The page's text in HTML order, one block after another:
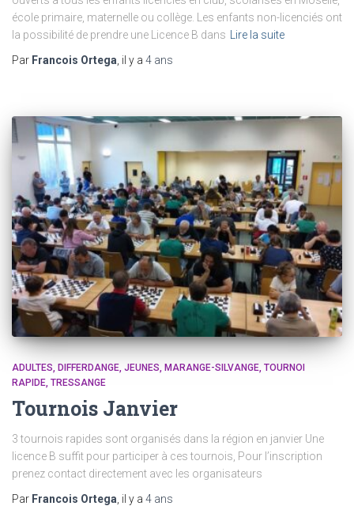
école primaire, maternelle ou collège. Les enfants non-licenciés ont
la possibilité de prendre une Licence B dans
Lire la suite
Par Francois Ortega , il y a 4 ans
ADULTES DIFFERDANGE JEUNES MARANGE-SILVANGE TOURNOI
RAPIDE TRESSANGE
Tournois Janvier
3 tournois rapides sont organisés dans la région en janvier Une
licence B suffit pour participer à ces tournois, Pour l’inscription
prenez contact directement avec les organisateurs
Par Francois Ortega , il y a 4 ans